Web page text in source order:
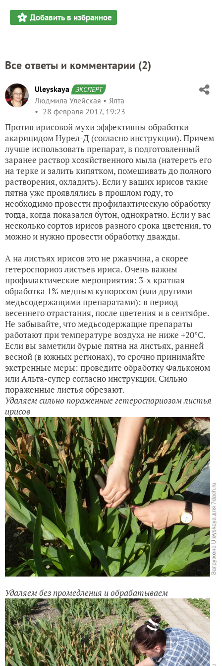
Добавить в избранное
Все ответы и комментарии (2)
Uleyskaya ЭКСПЕРТ
Людмила Улейская
Ялта
28 февраля 2017, 19:23
Против ирисовой мухи эффективны обработки
акарицидом Нурел-Д (согласно инструкции). Причем
лучше использовать препарат, в подготовленный
заранее раствор хозяйственного мыла (натереть его
на терке и залить кипятком, помешивать до полного
растворения, охладить). Если у ваших ирисов такие
пятна уже проявлялись в прошлом году, то
необходимо провести профилактическую обработку
тогда, когда показался бутон, однократно. Если у вас
несколько сортов ирисов разного срока цветения, то
можно и нужно провести обработку дважды.
А на листьях ирисов это не ржавчина, а скорее
гетероспориоз листьев ириса. Очень важны
профилактические мероприятия: 3-х кратная
обработка 1% медным купоросом (или другими
медьсодержащими препаратами): в период
весеннего отрастания, после цветения и в сентябре.
Не забывайте, что медьсодержащие препараты
работают при температуре воздуха не ниже +20°С.
Если вы заметили бурые пятна на листьях, ранней
весной (в южных регионах), то срочно принимайте
экстренные меры: проведите обработку Фальконом
или Альта-супер согласно инструкции. Сильно
пораженные листья обрезают.
Удаляем сильно пораженные гетероспориозом листья
ирисов
Удаляем без промедления и обрабатываем